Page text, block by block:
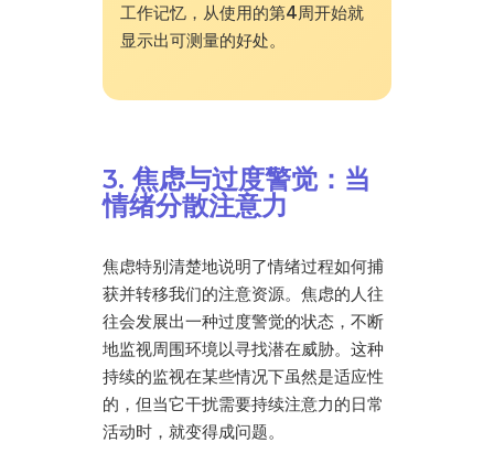
工作记忆，从使用的第4周开始就
显示出可测量的好处。
3. 焦虑与过度警觉：当
情绪分散注意力
焦虑特别清楚地说明了情绪过程如何捕
获并转移我们的注意资源。焦虑的人往
往会发展出一种过度警觉的状态，不断
地监视周围环境以寻找潜在威胁。这种
持续的监视在某些情况下虽然是适应性
的，但当它干扰需要持续注意力的日常
活动时，就变得成问题。